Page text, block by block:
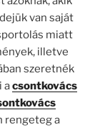
van saját
miatt
illetve
szeretnék
acsontkovács
rengeteg a